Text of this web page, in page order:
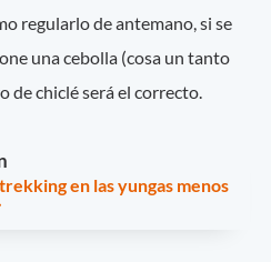
regularlo de antemano, si se
una cebolla (cosa un tanto
de chiclé será el correcto.
en las yungas menos